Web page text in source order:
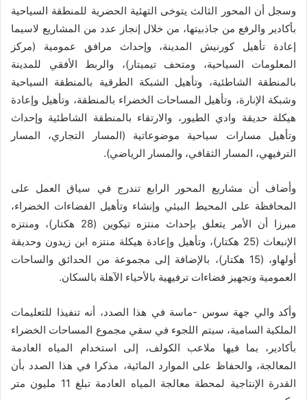
وسجل أن المحور الثالث يتوخى التهئية الحضرية للمنطقة السياحية
بأكادير والرفع من جاذبيتها، من خلال إنجاز عدد من المشاريع لاسيما
إعادة تأهيل كورنيش المدينة، وإحداث مرافق عمومية (مركز
المعلومات السياحية، ومتحف تيميتار)، والربط الأفقي للمدينة
بالمنطقة الشاطئية، وتأهيل الشبكة الطرقية بالمنطقة السياحية
وشبكة الإنارة، وتأهيل المساحات الخضراء بالمنطقة، وتأهيل وإعادة
هيكلة حديقة وادي الطيور، والارتقاء بالمنطقة الشاطئية وإحداث
وتأهيل مسارات سياحية موضوعاتية (المسار التجاري، المسار
الترفيهي، المسار الثقافي، والمسار الرياضي).
وأضاف أن مشاريع المحور الرابع تندرج في سياق العمل على
المحافظة على المحيط البيئي وإنشاء وتأهيل الفضاءات الخضراء،
مبرزا أن الأمر يتعلق بإحداث منتزه تيكوين (28 هكتار)، ومنتزه
الإنبعاث (25 هكتار)، وتأهيل وإعادة هيكلة منتزه ابن زيدون وحديقة
أولهاو، (15 هكتار)، بالإضافة إلى مجموعة من الحدائق والساحات
العمومية وتجهيز فضاءات ترفيهية بالأحياء الآهلة بالسكان.
وأكد والي جهة سوس -ماسة في هذا الصدد، أنه تنفيذا للتعليمات
الملكية السامية، سيتم اللجوء في سقي مجموع المساحات الخضراء
بأكادير، بما فيها ملاعب الكولف، إلى استخدام المياه العادمة
المعالجة، والحفاظ على الموارد المائية، مذكرا في هذا الصدد بأن
القدرة الإنتاجية لمحطة معالجة المياه العادمة تبلغ 11 مليون متر